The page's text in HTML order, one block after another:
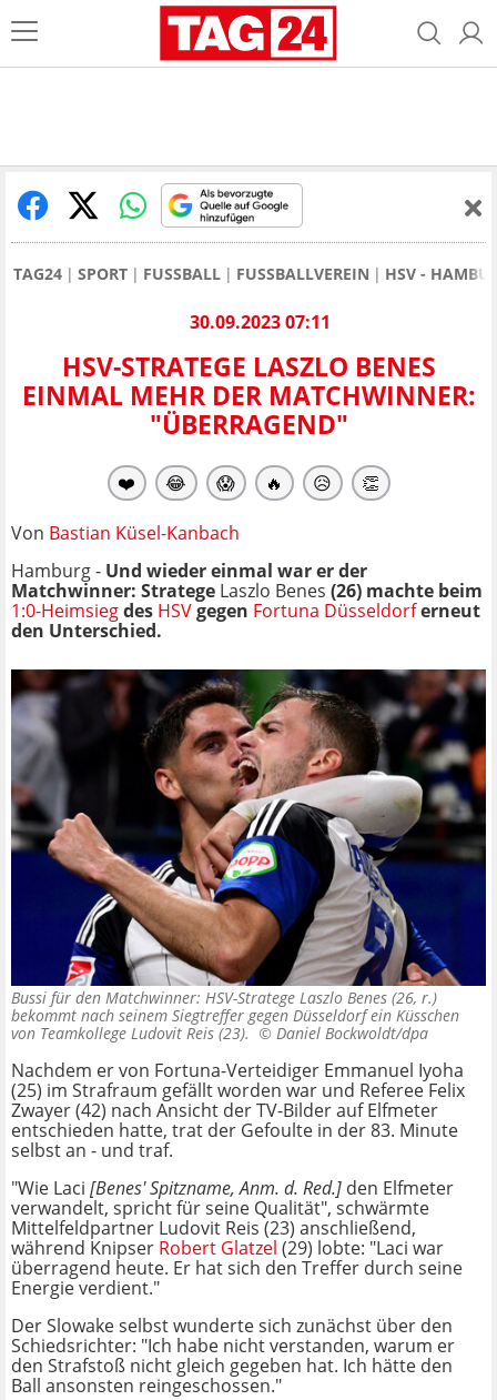
TAG24 SPORT FUSSBALL FUSSBALLVEREIN HSV -
30.09.2023 07:11
HSV-STRATEGE LASZLO BENES
EINMAL MEHR DER MATCHWINNER:
"ÜBERRAGEND"
❤️ 😂 😱 🔥 😥 👏
Von Bastian Küsel-Kanbach
Hamburg - Und wieder einmal war er der
Matchwinner: Stratege Laszlo Benes (26) machte beim
1:0-Heimsiegdes HSVgegen Fortuna Düsseldorferneut
den Unterschied.
Bussi für den Matchwinner: HSV-Stratege Laszlo Benes (26, r.)
bekommt nach seinem Siegtreffer gegen Düsseldorf ein Küsschen
von Teamkollege Ludovit Reis (23). © Daniel Bockwoldt/dpa
Nachdem er von Fortuna-Verteidiger Emmanuel Iyoha
(25) im Strafraum gefällt worden war und Referee Felix
Zwayer (42) nach Ansicht der TV-Bilder auf Elfmeter
entschieden hatte, trat der Gefoulte in der 83. Minute
selbst an - und traf.
"Wie Laci [Benes' Spitzname, Anm. d. Red.] den Elfmeter
verwandelt, spricht für seine Qualität", schwärmte
Mittelfeldpartner Ludovit Reis (23) anschließend,
während Knipser Robert Glatzel (29) lobte: "Laci war
überragend heute. Er hat sich den Treffer durch seine
Energie verdient."
Der Slowake selbst wunderte sich zunächst über den
Schiedsrichter: "Ich habe nicht verstanden, warum er
den Strafstoß nicht gleich gegeben hat. Ich hätte den
Ball ansonsten reingeschossen."